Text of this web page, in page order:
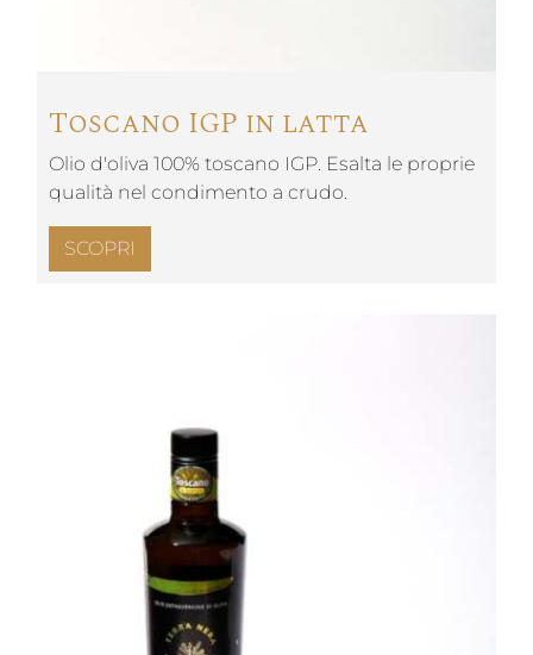
Toscano IGP in latta
Olio d'oliva 100% toscano IGP. Esalta le proprie
qualità nel condimento a crudo.
SCOPRI